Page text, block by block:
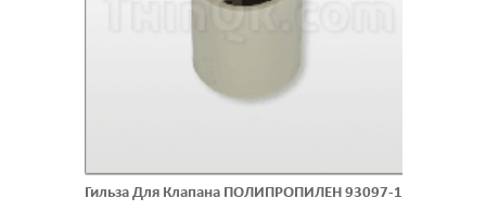
Гильза Для Клапана ПОЛИПРОПИЛЕН 93097-1